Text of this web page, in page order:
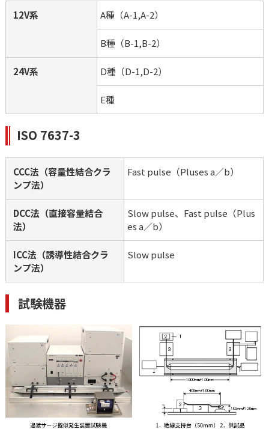
12V系 A種（A-1,A-2）
B種（B-1,B-2）
24V系 D種（D-1,D-2）
E種
ISO 7637-3
CCC法（容量性結合クラ
ンプ法）
Fast pulse（Pluses a／b）
DCC法（直接容量結合
法）
Slow pulse、Fast pulse（Plus
es a／b）
ICC法（誘導性結合クラ
ンプ法）
Slow pulse
試験機器